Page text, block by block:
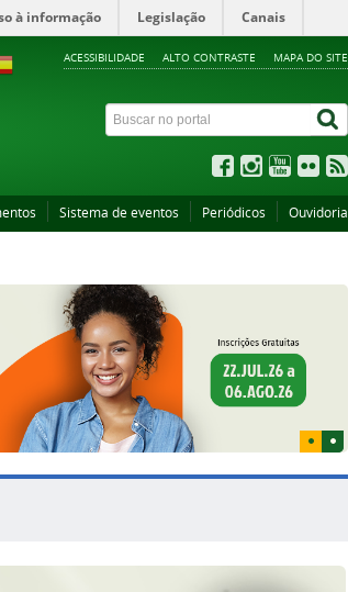
à informação Legislação Canais
ACESSIBILIDADE ALTO CONTRASTE MAPA DO SITE
Sistema de eventos Periódicos Ouvidoria